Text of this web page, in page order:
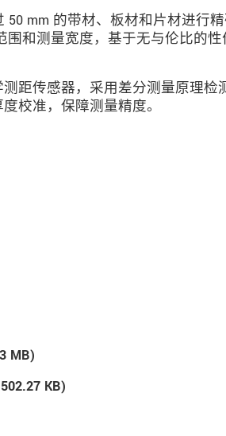
50 mm 的带材、板材和片材进行
和测量宽度，基于无与伦比的性
距传感器，采用差分测量原理检
校准，保障测量精度。
MB)
KB)